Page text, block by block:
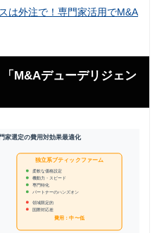
は外注で！専門家活用でM&A
M&Aデューデリジェン
家選定の費用対効果最適化
独立系ブティックファーム
柔軟な価格設定
機動力・スピード
専門特化
パートナーのハンズオン
領域限定的
国際対応差
費用：中〜低